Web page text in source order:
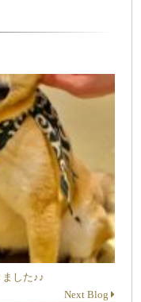
した♪♪
Next Blog